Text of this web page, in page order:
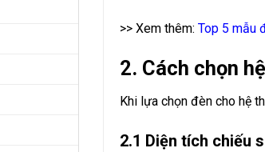
>> Xem thêm: Top 5 mẫu
2. Cách chọn
Khi lựa chọn đèn cho hệ
2.1 Diện tích chiếu